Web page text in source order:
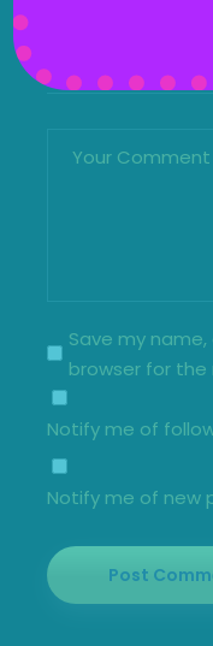
Save my
browser for
Notify me of
Notify me of new
Post